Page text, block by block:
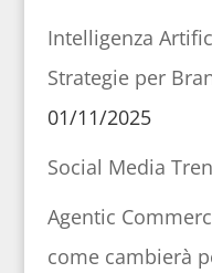
Intelligenza
Strategie per
01/11/2025
Social Media
Agentic
come cambierà